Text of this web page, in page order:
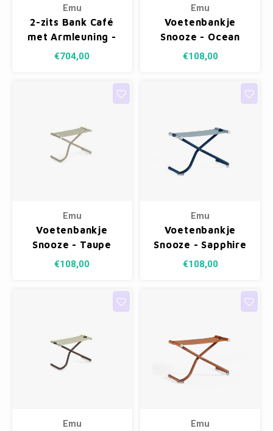
Emu
2-zits Bank Café
met Armleuning -
Ocean Green 88
€704,00
Emu
Voetenbankje
Snooze - Ocean
Green 88/Mint
€108,00
Emu
Voetenbankje
Snooze - Taupe
71/Beige 300/45
€108,00
Emu
Voetenbankje
Snooze - Sapphire
Blue 43/Sky Blue
€108,00
Emu Emu